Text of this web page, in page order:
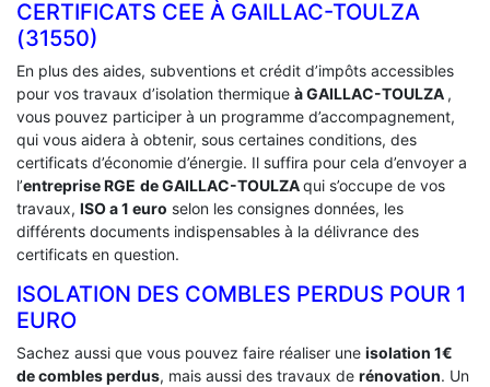
CERTIFICATS CEE À ‎GAILLAC-TOULZA
(31550)
En plus des aides, subventions et crédit d’impôts accessibles
pour vos travaux d’isolation thermique à GAILLAC-TOULZA ,
vous pouvez participer à un programme d’accompagnement,
qui vous aidera à obtenir, sous certaines conditions, des
certificats d’économie d’énergie. Il suffira pour cela d’envoyer a
l’entreprise RGE de GAILLAC-TOULZAqui s’occupe de vos
travaux, ISO a 1 euro selon les consignes données, les
différents documents indispensables à la délivrance des
certificats en question.
ISOLATION DES COMBLES PERDUS POUR 1
EURO
Sachez aussi que vous pouvez faire réaliser une isolation 1€
de combles perdus, mais aussi des travaux de rénovation. Un